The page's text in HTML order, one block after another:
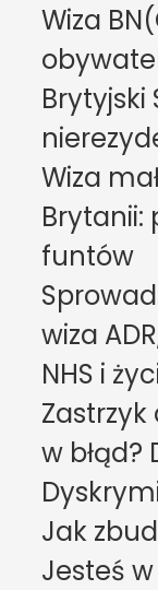
Wiza
Wiza
Brytanii:
funtów
wiza
NHS i
w błąd?
Jak
Jesteś